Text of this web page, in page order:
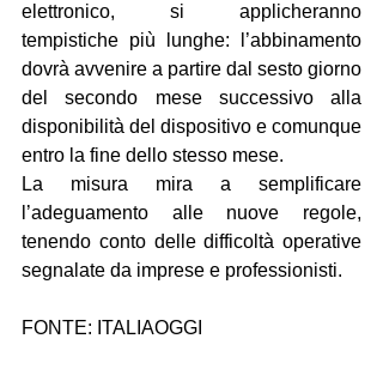
elettronico, si applicheranno
tempistiche più lunghe: l’abbinamento
dovrà avvenire a partire dal sesto giorno
del secondo mese successivo alla
disponibilità del dispositivo e comunque
entro la fine dello stesso mese.
La misura mira a semplificare
l’adeguamento alle nuove regole,
tenendo conto delle difficoltà operative
segnalate da imprese e professionisti.
FONTE: ITALIAOGGI